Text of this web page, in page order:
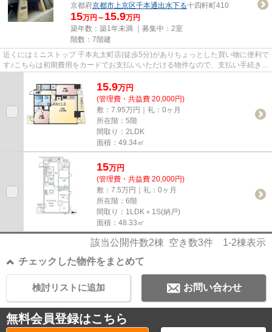
京都府京都市上京区千本通出水下る十四軒町410
15万円～ 15.9万円
築年数：築1年未満 ｜募集中： 2室
階数：7階建
近くにはミニストップ 千本丸太町店(徒歩5分)がありちょっとした買い物に便利で
す♪こちらは初期費用をカードでお支払いいただける物件なので、支払い手続きの
15.9万円
(管理費・共益費 20,000円)
敷：7.95万円｜礼：0ヶ月
所在階：5階
間取り：2LDK
面積：49.34㎡
15万円
(管理費・共益費 20,000円)
敷：7.5万円｜礼：0ヶ月
所在階：6階
間取り：1LDK＋1S(納戸)
面積：48.33㎡
該当公開件数2棟 空き数3件 1-2棟表示
チェックした物件をまとめて
お問い合わせ
検討リストに追加
無料会員登録はこちら